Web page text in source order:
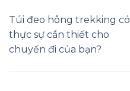
Túi đeo hông trekking có
thực sự cần thiết cho
chuyến đi của bạn?